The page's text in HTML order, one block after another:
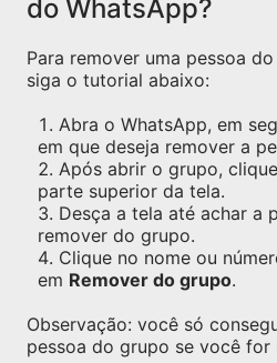
do WhatsApp?
Para remover uma pessoa
siga o tutorial abaixo:
Abra o WhatsApp, em
em que deseja remover a
Após abrir o grupo,
parte superior da tela.
Desça a tela até achar a
remover do grupo.
Clique no nome ou
em Remover do grupo.
Observação: você só
pessoa do grupo se você